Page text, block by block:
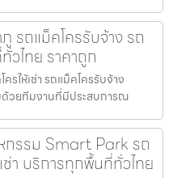
รถแม็คโครรับจ้าง รถ
วไทย ราคาถูก
รให้เช่า รถแม็คโครรับจ้าง
ด้วยทีมงานที่มีประสบการณ
กรรม Smart Park รถ
ช่า บริการทุกพื้นที่ทั่วไทย